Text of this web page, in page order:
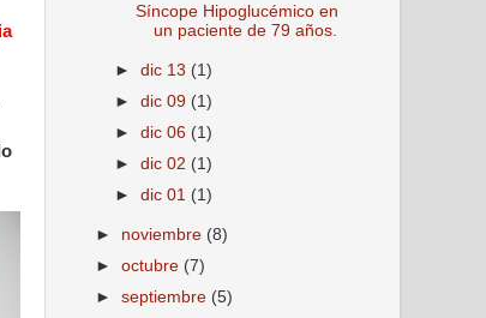
Síncope Hipoglucémico en
un paciente de 79 años.
►dic 13 (1)
►dic 09 (1)
►dic 06 (1)
►dic 02 (1)
►dic 01 (1)
► noviembre (8)
►octubre (7)
►septiembre (5)